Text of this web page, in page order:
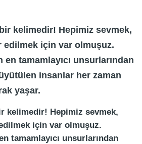
kelimedir! Hepimiz sevmek,
edilmek için var olmuşuz.
en tamamlayıcı unsurlarından
insanlar her zaman
yaşar.
kelimedir! Hepimiz sevmek,
için var olmuşuz.
tamamlayıcı unsurlarından